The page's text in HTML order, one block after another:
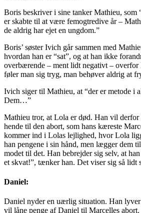
Boris beskriver i sine tanker Mathieu, som
er skabte til at være femogtredive år –
de aldrig har ejet en ungdom.”
Boris’ søster Ivich går sammen med
hvordan han er “sat”, og at han ikke
overbærende – ment lidt negativt –
føler man sig tryg, man behøver aldrig at
Ivich siger til Mathieu, at “der er metode i
Dem…”
Mathieu tror, at Lola er død. Han vil
hende til den abort, som hans kæreste
kommer ind i Lolas lejlighed, hvor Lola
han pengene i sin hånd, men lægger dem
modet til det. Han bebrejder sig selv, at
et skvat!”, tænker han. Det viser sig så lidt
Daniel:
Daniel nyder en uærlig situation. Han
vil låne penge af Daniel til Marcelles